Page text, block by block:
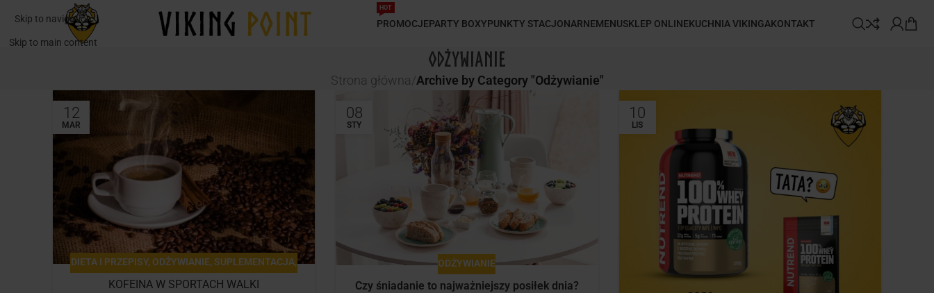
Skip to navigation
Skip to main content
PROMOCJE
HOT
PARTY BOXYPUNKTY STACJONARNEMENUSKLEP ONLINEKUCHNIA VIKINGAKONTAKT
Odżywianie
Strona główna/Archive by Category "Odżywianie"
12
MAR
DIETA I PRZEPISY, ODŻYWIANIE,SUPLEMENTACJA,
TRENING
KOFEINA W SPORTACH WALKI
08
STY
ODŻYWIANIE
Czy śniadanie to najważniejszy posiłek dnia?
10
LIS